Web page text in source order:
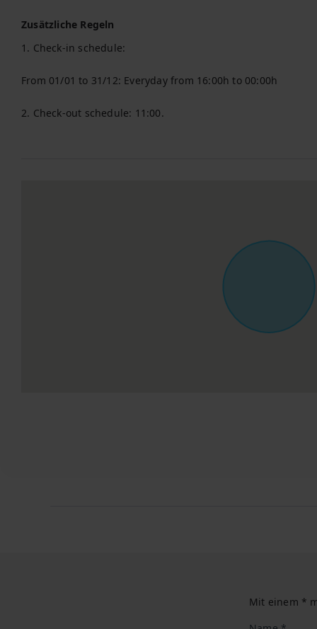
Zusätzliche Regeln
1. Check-in schedule:
From 01/01 to 31/12: Everyday from 16:00h to 00:00h
2. Check-out schedule: 11:00.
Mit einem *